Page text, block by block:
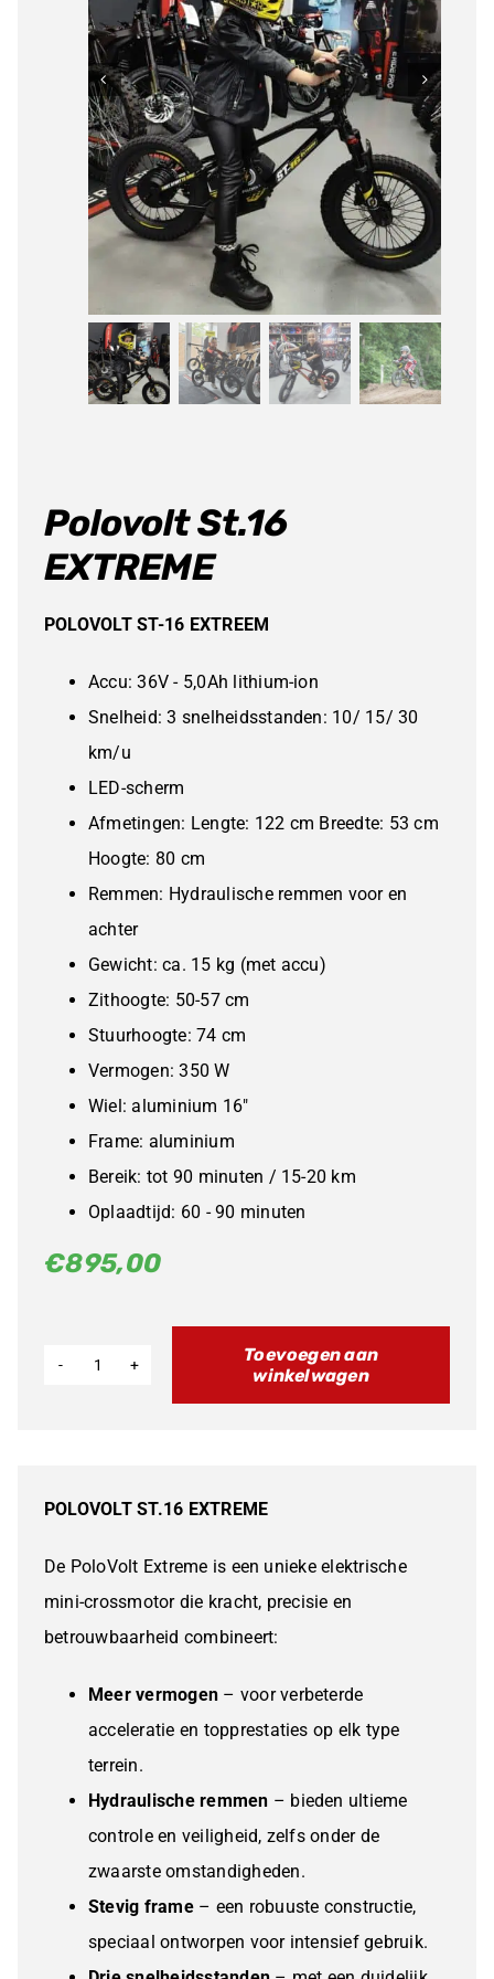
Producten
zoeken
Polovolt St.16
EXTREME
POLOVOLT ST-16 EXTREEM
Accu: 36V - 5,0Ah lithium-ion
Snelheid: 3 snelheidsstanden: 10/ 15/ 30
km/u
LED-scherm
Afmetingen: Lengte: 122 cm Breedte: 53 cm
Hoogte: 80 cm
Remmen: Hydraulische remmen voor en
achter
Gewicht: ca. 15 kg (met accu)
Zithoogte: 50-57 cm
Stuurhoogte: 74 cm
Vermogen: 350 W
Wiel: aluminium 16"
Frame: aluminium
Bereik: tot 90 minuten / 15-20 km
Oplaadtijd: 60 - 90 minuten
€895,00
Toevoegen aan
winkelwagen
POLOVOLT ST.16 EXTREME
De PoloVolt Extreme is een unieke elektrische
mini-crossmotor die kracht, precisie en
betrouwbaarheid combineert:
Meer vermogen – voor verbeterde
acceleratie en topprestaties op elk type
terrein.
Hydraulische remmen – bieden ultieme
controle en veiligheid, zelfs onder de
zwaarste omstandigheden.
Stevig frame– een robuuste constructie,
speciaal ontworpen voor intensief gebruik.